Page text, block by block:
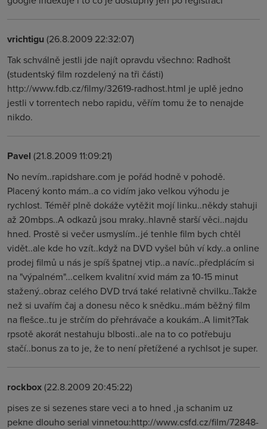
vrichtigu(26.8.2009 22:32:07)
Tak schválně jestli jde najít opravdu všechno: Radhošt
(studentský film rozdelený na tři části)
http://www.fdb.cz/filmy/32619-radhost.html je uplě jedno
jestli v torrentech nebo rapidu, věřím tomu že to nenajde
nikdo.
Pavel (21.8.2009 11:09:21)
No nevím..rapidshare.com je pořád hodně v pohodě.
Placený konto mám..a co vidím jako velkou výhodu je
rychlost. Téměř plně dokáže vytěžit mojí linku..někdy stahuji
až 20mbps..A odkazů jsou mraky..hlavně starší věci..najdu
hned. Prostě si večer usmyslím..jé tenhle film bych chtěl
vidět..ale kde ho vzít..když na DVD vyšel bůh ví kdy..a online
prodej filmů u nás je spíš špatnej vtip..a navíc..předplácím si
na "výpalném"...celkem kvalitní xvid mám za 10-15 minut
stažený..obraz celého DVD trvá také relativně chvilku..Takže
než si uvařím čaj a donesu něco k snědku..mám běžný film
na flešce..tu je strčím do přehrávače a koukám..A limit?Tak
rpsotě akorát nestahuju blbosti..ale na to co potřebuju
stačí..bonus za to je, že to není přetížené a rychlsot je super.
rockbox(22.8.2009 20:45:22)
pises ze si sezenes stare veci a to hned ,ja schanim uz
pekne dlouho serial vinnetou:http://www.csfd.cz/film/72848-